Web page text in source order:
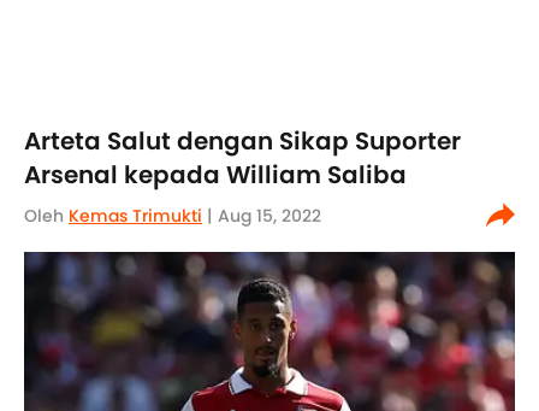
Arteta Salut dengan Sikap Suporter
Arsenal kepada William Saliba
Oleh Kemas Trimukti | Aug 15, 2022